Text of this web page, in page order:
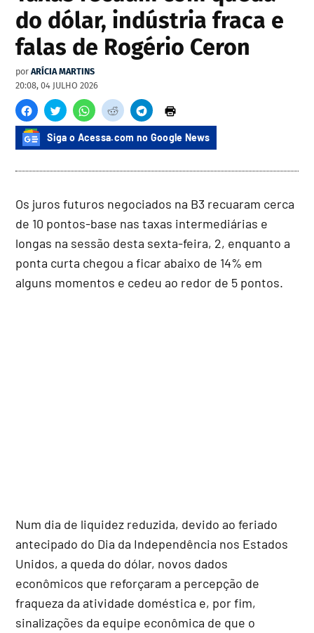
do dólar, indústria fraca e
falas de Rogério Ceron
por ARÍCIA MARTINS
20:08, 04 JULHO 2026
Siga o Acessa.com no Google News
Os juros futuros negociados na B3 recuaram cerca
de 10 pontos-base nas taxas intermediárias e
longas na sessão desta sexta-feira, 2, enquanto a
ponta curta chegou a ficar abaixo de 14% em
alguns momentos e cedeu ao redor de 5 pontos.
Num dia de liquidez reduzida, devido ao feriado
antecipado do Dia da Independência nos Estados
Unidos, a queda do dólar, novos dados
econômicos que reforçaram a percepção de
fraqueza da atividade doméstica e, por fim,
sinalizações da equipe econômica de que o